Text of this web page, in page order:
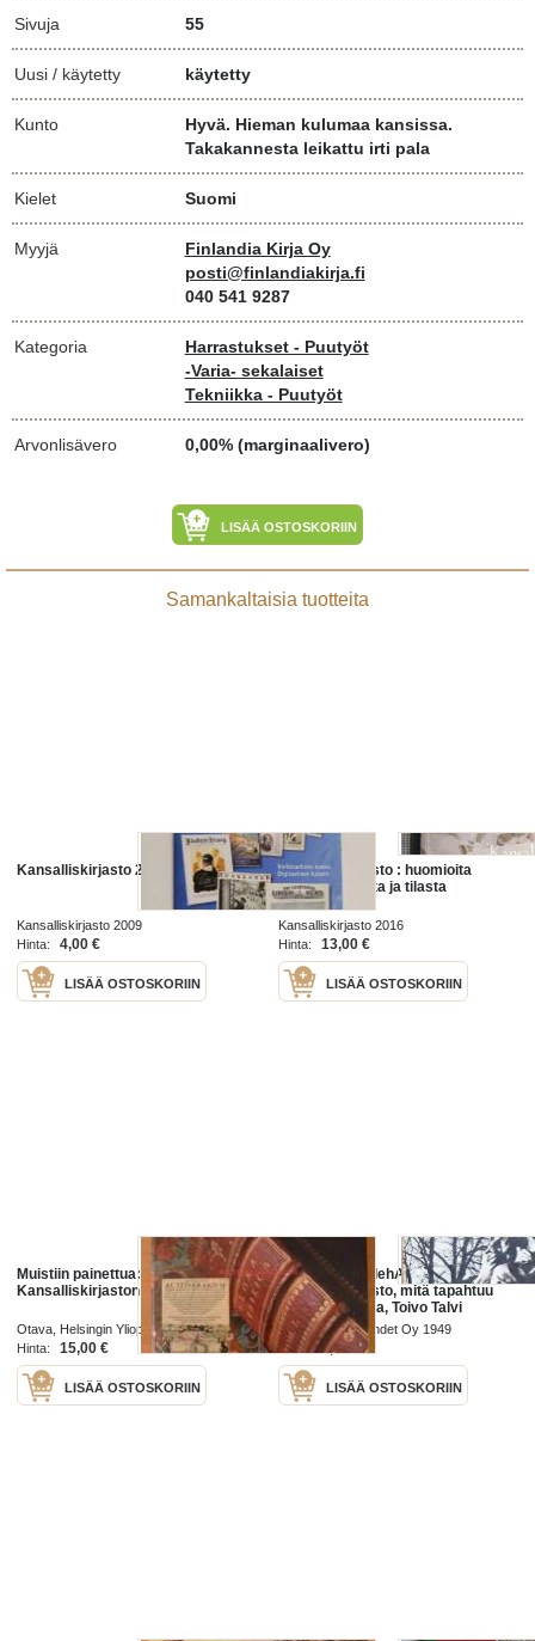
Sivuja 55
Uusi / käytetty käytetty
Kunto
Hyvä. Hieman kulumaa kansissa.
Takakannesta leikattu irti pala
Kielet Suomi
Myyjä
Finlandia Kirja Oy
posti@finlandiakirja.fi
040 541 9287
Kategoria
Harrastukset - Puutyöt
-Varia- sekalaiset
Tekniikka - Puutyöt
Arvonlisävero 0,00% (marginaalivero)
LISÄÄ OSTOSKORIIN
Samankaltaisia tuotteita
Kansalliskirjasto 2/2009
Kansalliskirjasto 2009
Hinta:
4,00 €
LISÄÄ OSTOSKORIIN
Kansalliskirjasto : huomioita
ajasta, pinnasta ja tilasta
Kansalliskirjasto 2016
Hinta:
13,00 €
LISÄÄ OSTOSKORIIN
Muistiin painettua:
Kansalliskirjaston kulttuuriaarteita
Otava, Helsingin Yliopiston Kirjasto 2004
Hinta:
15,00 €
LISÄÄ OSTOSKORIIN
Suomen KuvalehAaro 1949 nr 8
Kansalliskirjasto, mitä tapahtuu
Ahvenanmaalla, Toivo Talvi
etsaussarja
Yhtyneet Kuvalehdet Oy 1949
Hinta:
5,00 €
LISÄÄ OSTOSKORIIN